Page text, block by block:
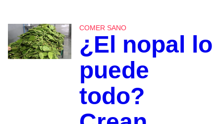
COMER SANO
¿El nopal lo
puede
todo?